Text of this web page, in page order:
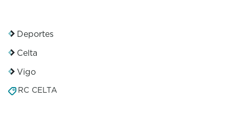
Deportes
Celta
Vigo
RC CELTA